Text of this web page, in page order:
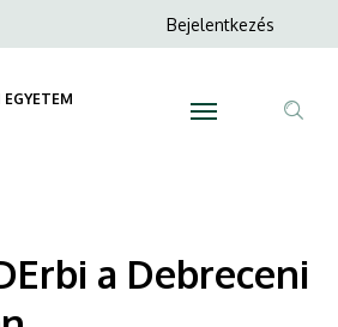
Anonim
menüje
Bejelentkezés
EGYETEM
a Debreceni